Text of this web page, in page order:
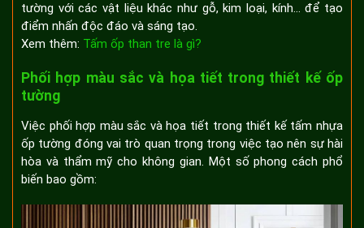
tường với các vật liệu khác như gỗ, kim loại, kính… để tạo
điểm nhấn độc đáo và sáng tạo.
Xem thêm: Tấm ốp than tre là gì?
Phối hợp màu sắc và họa tiết trong thiết kế ốp
tường
Việc phối hợp màu sắc và họa tiết trong thiết kế tấm nhựa
ốp tường đóng vai trò quan trọng trong việc tạo nên sự hài
hòa và thẩm mỹ cho không gian. Một số phong cách phổ
biến bao gồm: